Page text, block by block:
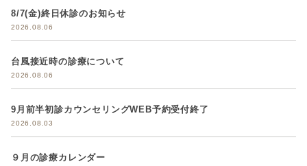
8/7(金)終日休診のお知らせ
2026.08.06
台風接近時の診療について
2026.08.06
9月前半初診カウンセリングWEB予約受付終了
2026.08.03
９月の診療カレンダー